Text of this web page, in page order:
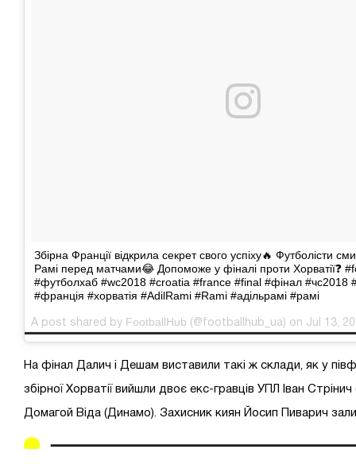
Збірна Франції відкрила секрет свого успіху🔥 Футболісти
Рамі перед матчами😂 Допоможе у фіналі проти Хорватії❓
#футболхаб #wc2018 #croatia #france #final #фінал #чс2018
#франція #хорватія #AdilRami #Rami #адільрамі #рамі
A post shared by FootballHub (@footballhub_ua) on Jul 13,
На фінал Далич і Дешам виставили такі ж склади, як у
збірної Хорватії вийшли двоє екс-гравців УПЛ Іван
Домагой Віда (Динамо). Захисник киян Йосип Пиварич